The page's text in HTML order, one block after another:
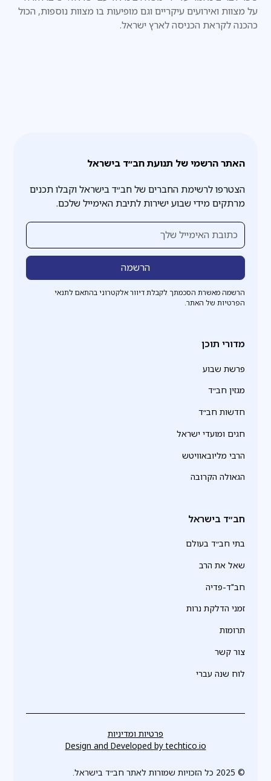
על מצוות ואירועים עיקריים וגם מופיעות בו מצוות נוספות, הכול
כהכנה לקראת הכניסה לארץ ישראל.
האתר הרשמי של תנועת חב״ד בישראל
הצטרפו לרשימת החברים של חב״ד בישראל וקבלו תכנים
מרתקים מידי שבוע ישירות לתיבת האימייל שלכם.
הרשמה מאשרת הסכמתך לקבלת דיוור אלקטרוני בהתאם לתנאי
הפרטיות של האתר.
מדורי תוכן
פרשת שבוע
מגזין חב״ד
חדשות חב״ד
חגים ומועדי ישראל
הרבי מליובאוויטש
הגאולה הקרובה
חב״ד בישראל
בתי חב״ד בעולם
שאל את הרב
חב"ד-פדיה
זמני הדלקת נרות
תרומות
צור קשר
לוח שנה עברי
© 2025 כל הזכויות שמורות לאתר חב״ד בישראל.
פרטיות ומדיניות
Design and Developed bytechtico.io